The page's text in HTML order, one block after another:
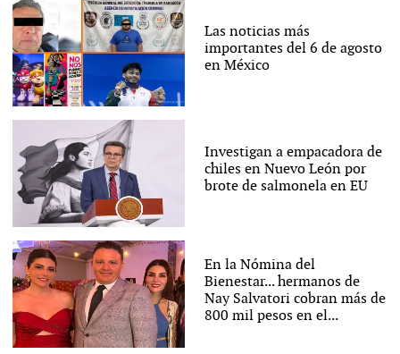
Las noticias más
importantes del 6 de agosto
en México
Investigan a empacadora de
chiles en Nuevo León por
brote de salmonela en EU
En la Nómina del
Bienestar... hermanos de
Nay Salvatori cobran más de
800 mil pesos en el...